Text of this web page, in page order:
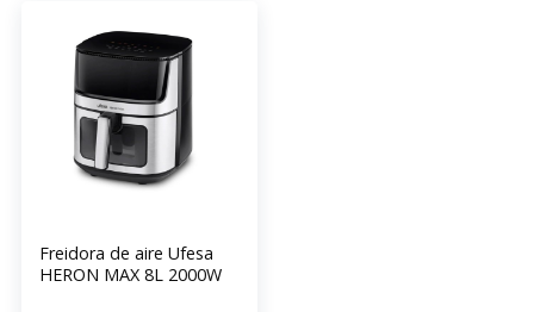
Freidora de aire Ufesa
HERON MAX 8L 2000W